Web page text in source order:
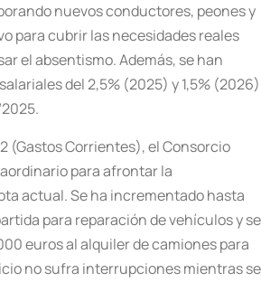
nuevos conductores, peones y
para cubrir las necesidades reales
el absentismo. Además, se han
del 2,5% (2025) y 1,5% (2026)
(Gastos Corrientes), el Consorcio
para afrontar la
actual. Se ha incrementado hasta
para reparación de vehículos y se
euros al alquiler de camiones para
no sufra interrupciones mientras se